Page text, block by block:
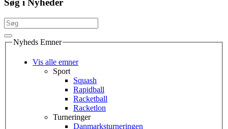
Søg i Nyheder
Nyheds Emner
Vis alle emner
Sport
Squash
Rapidball
Racketball
Racketlon
Turneringer
Danmarksturneringen